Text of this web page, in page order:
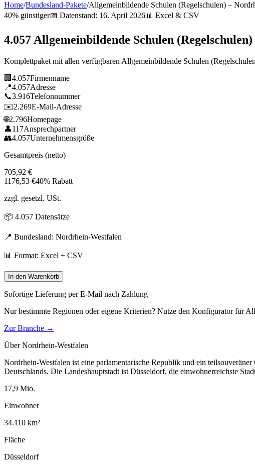
Home/Bundesland-Pakete/Allgemeinbildende Schulen (Regelschulen) –
40% günstiger📅 Datenstand: 16. April 2026📊 Excel & CSV
4.057 Allgemeinbildende Schulen (Regelschulen)
Komplettpaket mit allen verfügbaren Allgemeinbildende Schulen
🏢 4.057Firmenname
📍4.057Adresse
📞3.916Telefonnummer
✉️2.269E-Mail-Adresse
🌐2.796Homepage
👤117Ansprechpartner
👥4.057Unternehmensgröße
Gesamtpreis (netto)
705,92 €
1176,53 €40% Rabatt
zzgl. gesetzl. USt.
📦 4.057 Datensätze
📍 Bundesland: Nordrhein-Westfalen
📊 Format: Excel + CSV
In den Warenkorb
Sofortige Lieferung per E-Mail nach Zahlung
Nur bestimmte Regionen oder eigene Kriterien? Nutze den Konfigurator für
Zur Branche →
ÜberNordrhein-Westfalen
Nordrhein-Westfalen ist eine parlamentarische Republik und ein
Deutschlands. Die Landeshauptstadt ist Düsseldorf, die einwohnerreichste
17,9 Mio.
Einwohner
34.110 km²
Fläche
Düsseldorf